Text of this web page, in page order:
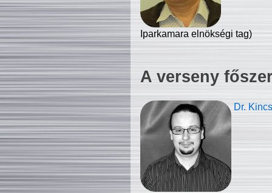
Iparkamara elnökségi tag)
A verseny
Dr.